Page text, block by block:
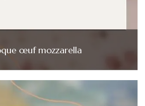
œuf mozzarella